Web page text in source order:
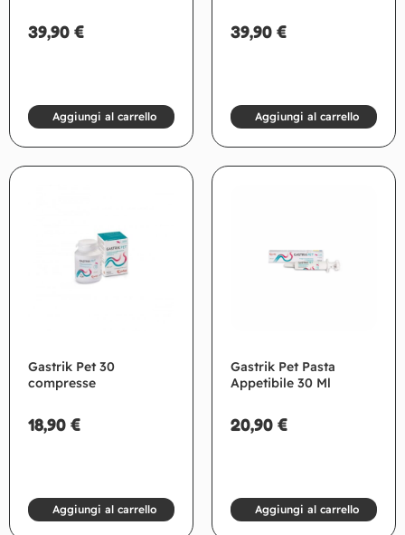
39,90 €
Aggiungi al carrello
39,90 €
Aggiungi al carrello
Gastrik Pet 30
compresse
18,90 €
Aggiungi al carrello
Gastrik Pet Pasta
Appetibile 30 Ml
20,90 €
Aggiungi al carrello